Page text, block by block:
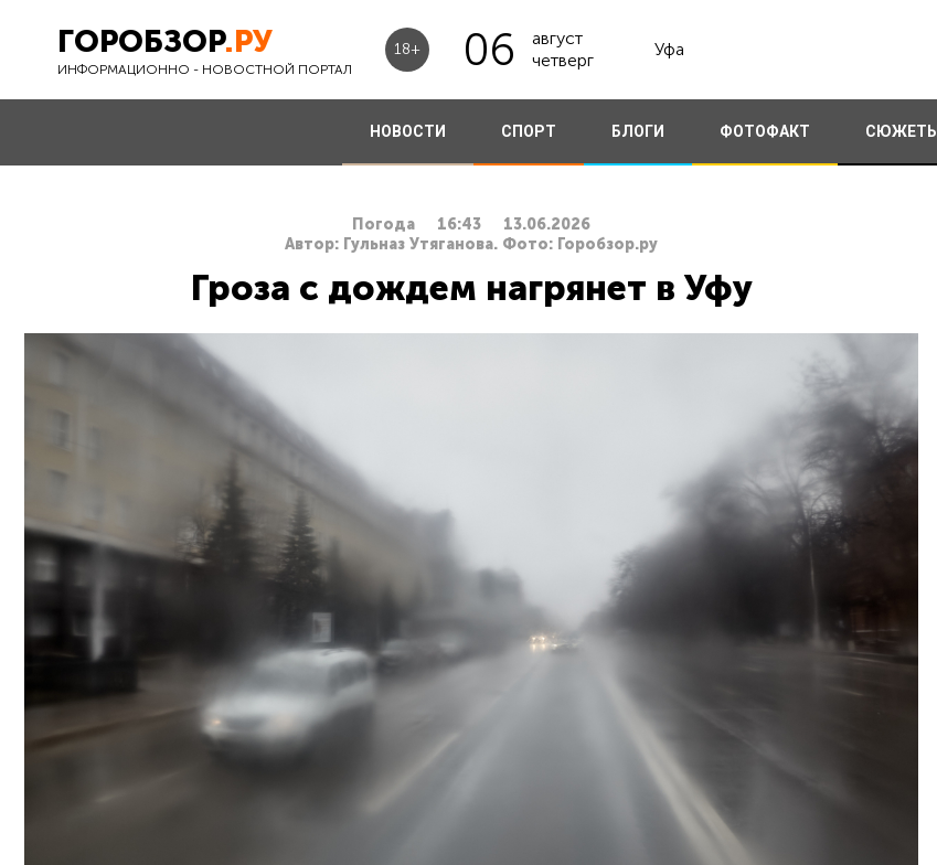
ГОРОБЗОР.РУ
ИНФОРМАЦИОННО - НОВОСТНОЙ ПОРТАЛ
18+ 06
август
четверг
Уфа
НОВОСТИ СПОРТ БЛОГИ ФОТОФАКТ СЮЖЕТЫ
Погода 16:43
13.06.2026
Автор: Гульназ Утяганова. Фото: Горобзор.ру
Гроза с дождем нагрянет в Уфу